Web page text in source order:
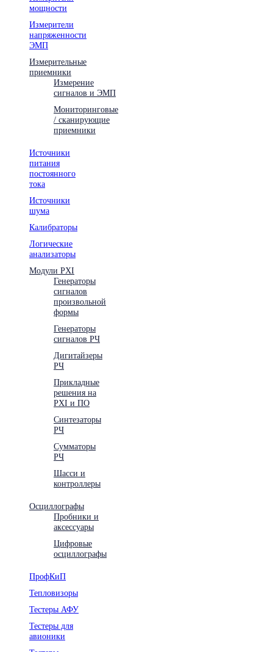
мощности
Измерители
напряженности
ЭМП
Измерительные
приемники
Измерение
сигналов и ЭМП
Мониторинговые
/ сканирующие
приемники
Источники
питания
постоянного
тока
Источники
шума
Калибраторы
Логические
анализаторы
Модули PXI
Генераторы
сигналов
произвольной
формы
Генераторы
сигналов РЧ
Дигитайзеры
РЧ
Прикладные
решения на
PXI и ПО
Синтезаторы
РЧ
Сумматоры
РЧ
Шасси и
контроллеры
Осциллографы
Пробники и
аксессуары
Цифровые
осциллографы
ПрофКиП
Тепловизоры
Тестеры АФУ
Тестеры для
авионики